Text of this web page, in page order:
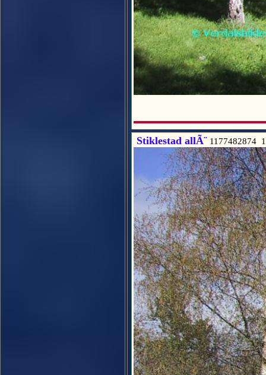
Stiklestad allÃ¨ 1177482874